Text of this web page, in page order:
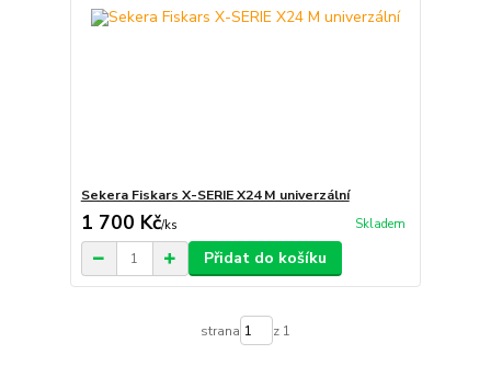
Sekera Fiskars X-SERIE X24 M univerzální
1 700 Kč/ks Skladem
Přidat do košíku
strana z 1